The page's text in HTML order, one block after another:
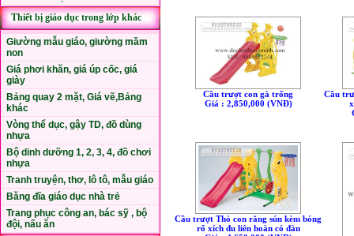
Thiết bị giáo dục trong lớp khác
Giường mẫu giáo, giường mầm
non
Giá phơi khăn, giá úp cốc, giá
giày
Bảng quay 2 mặt, Giá vẽ,Bảng
khác
Vòng thể dục, gậy TD, đồ dùng
nhựa
Bộ dinh dưỡng 1, 2, 3, 4, đồ chơi
nhựa
Tranh truyện, thơ, lô tô, mẫu giáo
Băng đĩa giáo dục nhà trẻ
Trang phục công an, bác sỹ , bộ
đội, nấu ăn
Cầu trượt con gà trống
Giá : 2,850,000 (VNÐ)
Cầu
Cầu trượt Thỏ con răng sún kèm bóng
rổ xích đu liên hoàn có đàn